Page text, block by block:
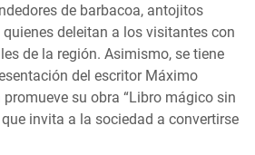
de barbacoa, antojitos
deleitan a los visitantes con
de la región. Asimismo, se tiene
del escritor Máximo
su obra “Libro mágico sin
invita a la sociedad a convertirse